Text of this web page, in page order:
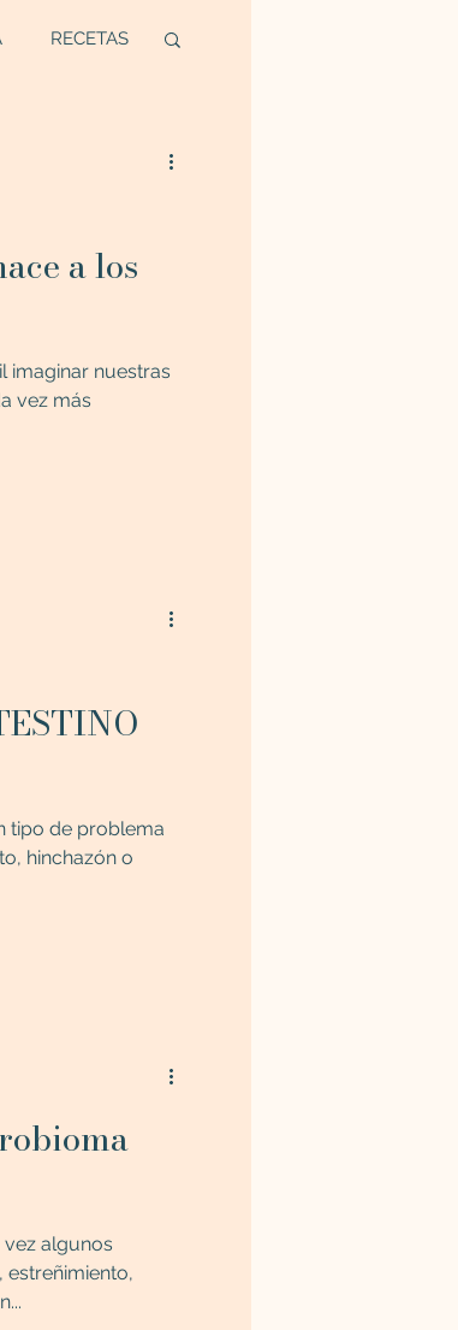
RECETAS
a los
imaginar nuestras
vez más
tipo de problema
hinchazón o
algunos
estreñimiento,